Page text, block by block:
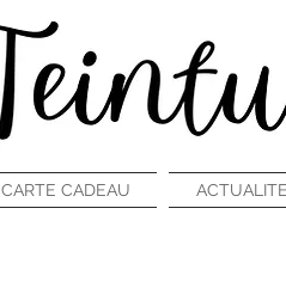
CARTE CADEAU